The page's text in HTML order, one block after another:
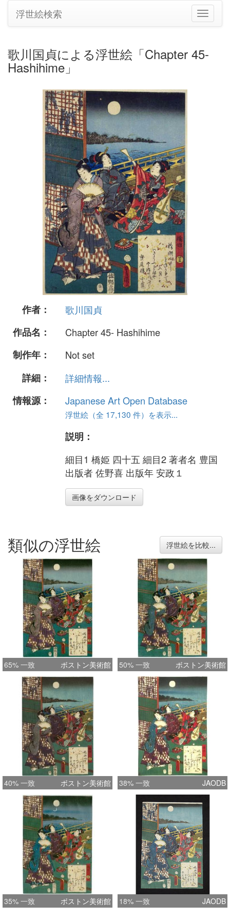
ナ
ビ
シ
浮世絵検索
歌川国貞による浮世絵「Chapter 45-
Hashihime」
作者：
歌川国貞
作品名：
Chapter 45- Hashihime
制作年：
Not set
詳細：
詳細情報...
情報源：
Japanese Art Open Database
浮世絵（全 17,130 件）を表示...
説明：
細目1 橋姫 四十五 細目2 著者名 豊国
出版者 佐野喜 出版年 安政１
画像をダウンロード
類似の浮世絵 浮世絵を比較...
65% 一致 ボストン美術館 50% 一致 ボストン美術館
40% 一致 ボストン美術館 38% 一致 JAODB
35% 一致 ボストン美術館 18% 一致 JAODB